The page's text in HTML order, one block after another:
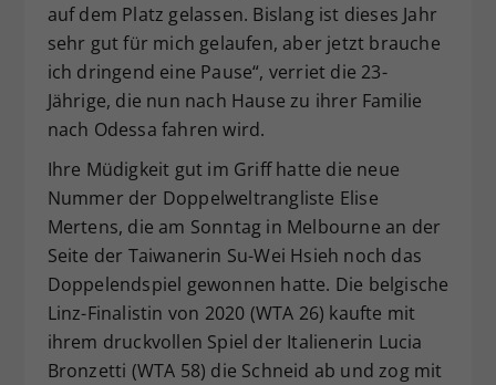
auf dem Platz gelassen. Bislang ist dieses Jahr
sehr gut für mich gelaufen, aber jetzt brauche
ich dringend eine Pause“, verriet die 23-
Jährige, die nun nach Hause zu ihrer Familie
nach Odessa fahren wird.
Ihre Müdigkeit gut im Griff hatte die neue
Nummer der Doppelweltrangliste Elise
Mertens, die am Sonntag in Melbourne an der
Seite der Taiwanerin Su-Wei Hsieh noch das
Doppelendspiel gewonnen hatte. Die belgische
Linz-Finalistin von 2020 (WTA 26) kaufte mit
ihrem druckvollen Spiel der Italienerin Lucia
Bronzetti (WTA 58) die Schneid ab und zog mit